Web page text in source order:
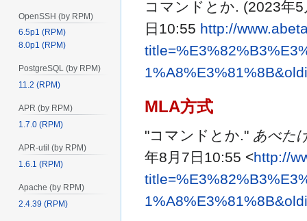
コマンドとか. (2023年
日10:55 http://
MLA方式
"コマンドとか." あべた
年8月7日10:55 <http://
OpenSSH (by RPM)
6.5p1 (RPM)
8.0p1 (RPM)
PostgreSQL (by RPM)
11.2 (RPM)
APR (by RPM)
1.7.0 (RPM)
APR-util (by RPM)
1.6.1 (RPM)
Apache (by RPM)
2.4.39 (RPM)